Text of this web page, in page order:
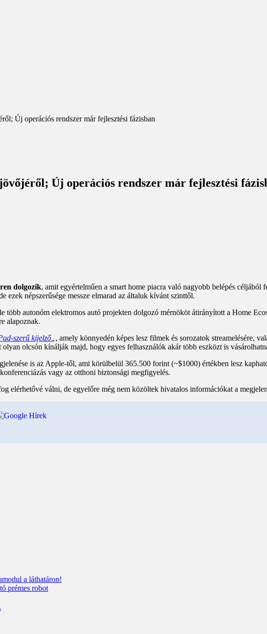
Új operációs rendszer már fejlesztési fázisban
Új operációs rendszer már fejlesztési
dolgozik, amit egyértelműen a smart home piacra való nagyobb belépés
ezek népszerűsége messze elmarad az általuk kívánt szinttől.
több autonóm elektromos autó projekten dolgozó mérnököt átirányított a Home
alapoznak.
szerű kijelző„ , amely könnyedén képes lesz filmek és sorozatok streamelésére,
olcsón kínálják majd, hogy egyes felhasználók akár több eszközt is
is az Apple-től, ami körülbelül 365.500 forint (~$1000) értékben lesz
vagy az otthoni biztonsági megfigyelés.
elérhetővé válni, de egyelőre még nem közöltek hivatalos információkat a
a láthatáron!
prémes robot